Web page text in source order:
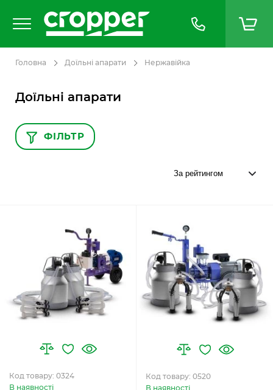
Головна Доїльні апарати Нержавійка
Доїльні апарати
Код товару: 0324
В наявності
Код товару: 0520
В наявності
ФІЛЬТР